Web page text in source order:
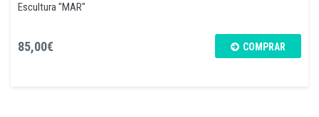
Escultura "MAR"
85,00€ COMPRAR